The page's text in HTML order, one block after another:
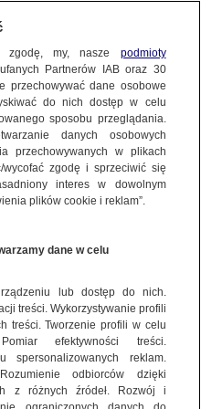
TVN. Porozumienie nie poddaje
usług
zgodę, my, nasze podmioty
Partnerów IAB oraz 30
przechowywać dane osobowe
do nich dostęp w celu
sposobu przeglądania.
danych osobowych
przechowywanych w plikach
zgodę i sprzeciwić się
interes w dowolnym
plików cookie i reklam”.
dane w celu
lub dostęp do nich.
treści. Wykorzystywanie profili
treści. Tworzenie profili w celu
efektywności treści.
spersonalizowanych reklam.
odbiorców dzięki
z różnych źródeł. Rozwój i